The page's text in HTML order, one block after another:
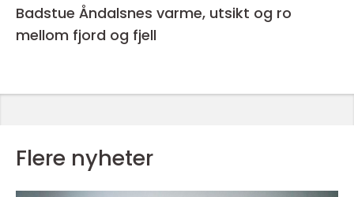
Badstue Åndalsnes varme, utsikt og ro
mellom fjord og fjell
Flere nyheter